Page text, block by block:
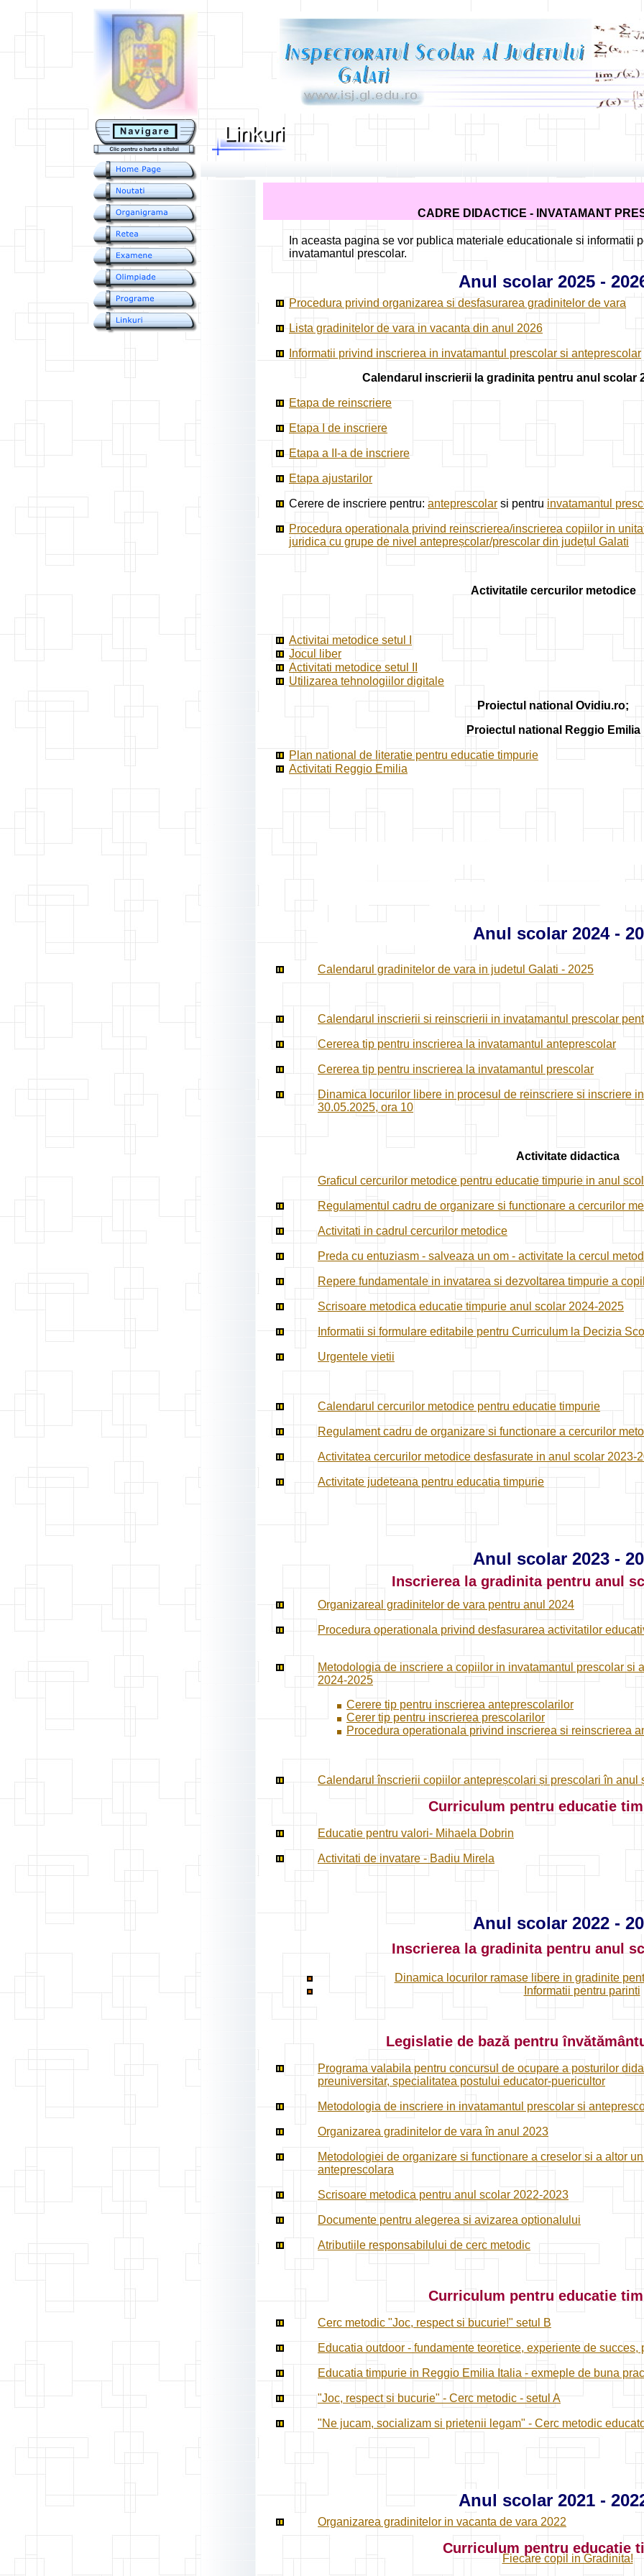
CADRE DIDACTICE - INVATAMANT
In aceasta pagina se vor publica materiale educationale si informatii
invatamantul prescolar.
Anul scolar 2025 -
Procedura privind organizarea si desfasurarea gradinitelor de vara
Lista gradinitelor de vara in vacanta din anul 2026
Informatii privind inscrierea in invatamantul prescolar si anteprescolar
Calendarul inscrierii la gradinita pentru anul scolar
Etapa de reinscriere
Etapa I de inscriere
Etapa a II-a de inscriere
Etapa ajustarilor
Cerere de inscriere pentru: anteprescolar si pentru invatamantul
Procedura operationala privind reinscrierea/inscrierea copiilor in
juridica cu grupe de nivel antepreșcolar/prescolar din județul Galati
Activitatile cercurilor metodice
Activitai metodice setul I
Jocul liber
Activitati metodice setul II
Utilizarea tehnologiilor digitale
Proiectul national Ovidiu.ro;
Proiectul national Reggio Emilia
Plan national de literatie pentru educatie timpurie
Activitati Reggio Emilia
Anul scolar 2024 -
Calendarul gradinitelor de vara in judetul Galati - 2025
Calendarul inscrierii si reinscrierii in invatamantul prescolar
Cererea tip pentru inscrierea la invatamantul anteprescolar
Cererea tip pentru inscrierea la invatamantul prescolar
Dinamica locurilor libere in procesul de reinscriere si inscriere
30.05.2025, ora 10
Activitate didactica
Graficul cercurilor metodice pentru educatie timpurie in anul
Regulamentul cadru de organizare si functionare a cercurilor
Activitati in cadrul cercurilor metodice
Preda cu entuziasm - salveaza un om - activitate la cercul
Repere fundamentale in invatarea si dezvoltarea timpurie a
Scrisoare metodica educatie timpurie anul scolar 2024-2025
Informatii si formulare editabile pentru Curriculum la Decizia
Urgentele vietii
Calendarul cercurilor metodice pentru educatie timpurie
Regulament cadru de organizare si functionare a cercurilor
Activitatea cercurilor metodice desfasurate in anul scolar 2023-
Activitate judeteana pentru educatia timpurie
Anul scolar 2023 -
Inscrierea la gradinita pentru anul
Organizareal gradinitelor de vara pentru anul 2024
Procedura operationala privind desfasurarea activitatilor
Metodologia de inscriere a copiilor in invatamantul prescolar si
2024-2025
Cerere tip pentru inscrierea anteprescolarilor
Cerer tip pentru inscrierea prescolarilor
Procedura operationala privind inscrierea si reinscrierea
Calendarul înscrierii copiilor antepreșcolari și preșcolari în anul
Curriculum pentru educatie
Educatie pentru valori- Mihaela Dobrin
Activitati de invatare - Badiu Mirela
Anul scolar 2022 -
Inscrierea la gradinita pentru anul
Dinamica locurilor ramase libere in gradinite
Informatii pentru parinti
Legislatie de bază pentru
Programa valabila pentru concursul de ocupare a posturilor
preuniversitar, specialitatea postului educator-puericultor
Metodologia de inscriere in invatamantul prescolar si
Organizarea gradinitelor de vara în anul 2023
Metodologiei de organizare si functionare a creselor si a altor
anteprescolara
Scrisoare metodica pentru anul scolar 2022-2023
Documente pentru alegerea si avizarea optionalului
Atributiile responsabilului de cerc metodic
Curriculum pentru educatie
Cerc metodic "Joc, respect si bucurie!" setul B
Educatia outdoor - fundamente teoretice, experiente de succes,
Educatia timpurie in Reggio Emilia Italia - exmeple de buna
"Joc, respect si bucurie" - Cerc metodic - setul A
"Ne jucam, socializam si prietenii legam" - Cerc metodic
Anul scolar 2021 -
Organizarea gradinitelor in vacanta de vara 2022
Curriculum pentru educatie
Fiecare copil in Gradinita!